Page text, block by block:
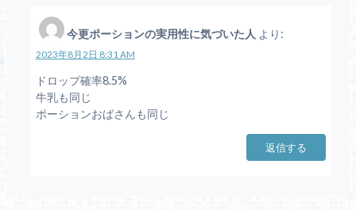
今更ポーションの実用性に気づいた人 より:
2023年8月2日 8:31 AM
ドロップ確率8.5%
牛乳も同じ
ポーションおばさんも同じ
返信する